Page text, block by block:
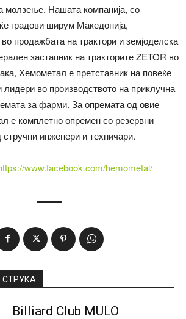
молзење. Нашата компанија, со
градови ширум Македонија,
продажбата на трактори и земјоделска
застапник на тракторите ZETOR во
Хемометал е претставник на повеќе
лидери во производството на приклучна
за фарми. За опремата од овие
е комплетно опремен со резервни
инженери и техничари.
www.facebook.com/hemometal/
СТРУКА
Billiard Club MULO